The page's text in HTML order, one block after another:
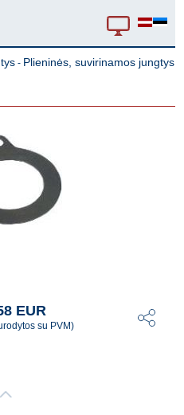
- Plieninės, suvirinamos jungtys
EUR
su PVM)